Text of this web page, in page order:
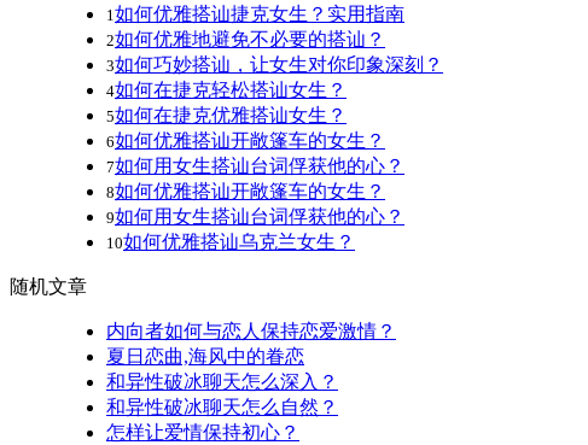
1 如何优雅搭讪捷克女生？实用指南
2如何优雅地避免不必要的搭讪？
3如何巧妙搭讪，让女生对你印象深刻？
4如何在捷克轻松搭讪女生？
5如何在捷克优雅搭讪女生？
6如何优雅搭讪开敞篷车的女生？
7如何用女生搭讪台词俘获他的心？
8如何优雅搭讪开敞篷车的女生？
9如何用女生搭讪台词俘获他的心？
10如何优雅搭讪乌克兰女生？
随机文章
内向者如何与恋人保持恋爱激情？
夏日恋曲,海风中的眷恋
和异性破冰聊天怎么深入？
和异性破冰聊天怎么自然？
怎样让爱情保持初心？